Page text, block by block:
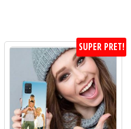
SUPER PRET!